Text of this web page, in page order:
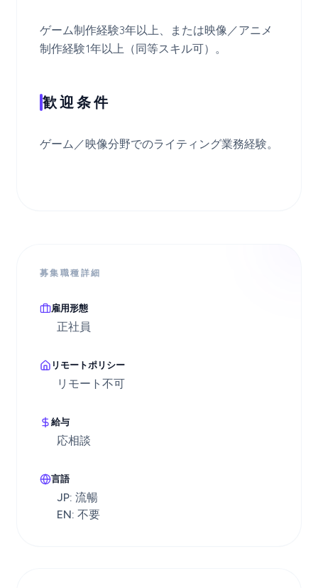
ゲーム制作経験3年以上、または映像／アニメ
制作経験1年以上（同等スキル可）。
歓迎条件
ゲーム／映像分野でのライティング業務経験。
募集職種詳細
雇用形態
正社員
リモートポリシー
リモート不可
給与
応相談
言語
JP: 流暢
EN: 不要